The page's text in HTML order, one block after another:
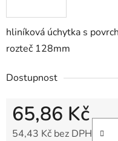
hliníková úchytka s
rozteč 128mm
Dostupnost
65,86 Kč
54,43 Kč bez DPH